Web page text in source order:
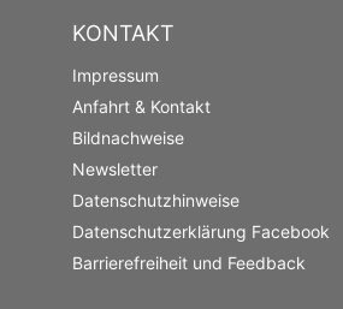
KONTAKT
Impressum
Anfahrt & Kontakt
Bildnachweise
Newsletter
Datenschutzhinweise
Datenschutzerklärung Facebook
Barrierefreiheit und Feedback